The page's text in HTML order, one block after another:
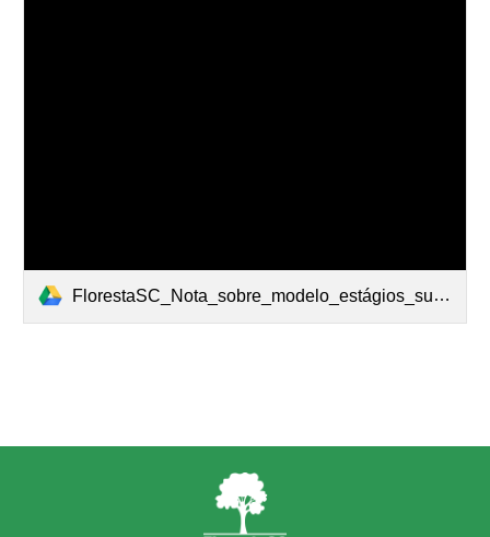
FlorestaSC_Nota_sobre_modelo_estágios_sucessionais.pdf